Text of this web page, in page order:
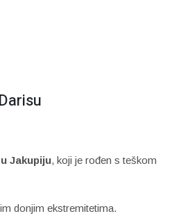
Jakupiju, koji je rođen s teškom
donjim ekstremitetima.